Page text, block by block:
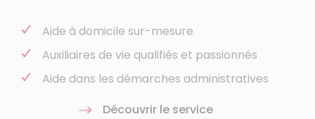
Aide à domicile sur-mesure
Auxiliaires de vie qualifiés et passionnés
Aide dans les démarches administratives
Découvrir le service